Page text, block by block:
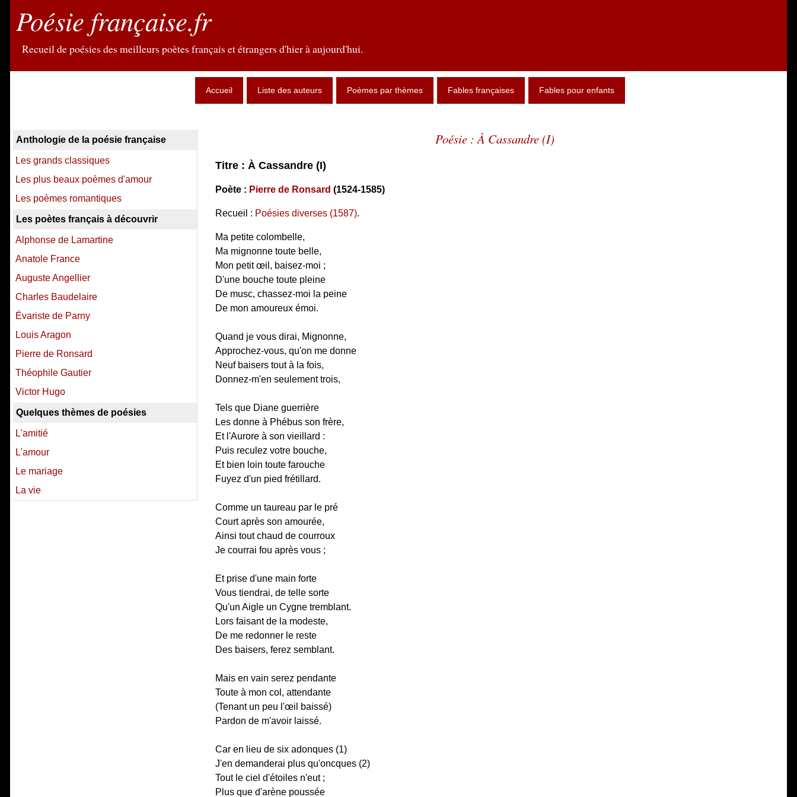
Poésie française.fr
Recueil de poésies des meilleurs poètes français et étrangers d'hier à aujourd'hui.
Accueil Liste des auteurs Poèmes par thèmes Fables françaises Fables pour enfants
Poésie : À Cassandre (I)
Titre : À Cassandre (I)
Poète : Pierre de Ronsard (1524-1585)
Recueil : Poésies diverses (1587).
Ma petite colombelle,
Ma mignonne toute belle,
Mon petit œil, baisez-moi ;
D'une bouche toute pleine
De musc, chassez-moi la peine
De mon amoureux émoi.
Quand je vous dirai, Mignonne,
Approchez-vous, qu'on me donne
Neuf baisers tout à la fois,
Donnez-m'en seulement trois,
Tels que Diane guerrière
Les donne à Phébus son frère,
Et l'Aurore à son vieillard :
Puis reculez votre bouche,
Et bien loin toute farouche
Fuyez d'un pied frétillard.
Comme un taureau par le pré
Court après son amourée,
Ainsi tout chaud de courroux
Je courrai fou après vous ;
Et prise d'une main forte
Vous tiendrai, de telle sorte
Qu'un Aigle un Cygne tremblant.
Lors faisant de la modeste,
De me redonner le reste
Des baisers, ferez semblant.
Mais en vain serez pendante
Toute à mon col, attendante
(Tenant un peu l'œil baissé)
Pardon de m'avoir laissé.
Car en lieu de six adonques (1)
J'en demanderai plus qu'oncques (2)
Tout le ciel d'étoiles n'eut ;
Plus que d'arène poussée
Anthologie de la poésie française
Les grands classiques
Les plus beaux poèmes d'amour
Les poèmes romantiques
Les poètes français à découvrir
Alphonse de Lamartine
Anatole France
Auguste Angellier
Charles Baudelaire
Évariste de Parny
Louis Aragon
Pierre de Ronsard
Théophile Gautier
Victor Hugo
Quelques thèmes de poésies
L'amitié
L'amour
Le mariage
La vie